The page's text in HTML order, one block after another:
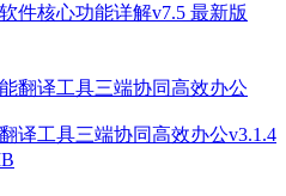
件核心功能详解v7.5 最新版
译工具三端协同高效办公v3.1.4